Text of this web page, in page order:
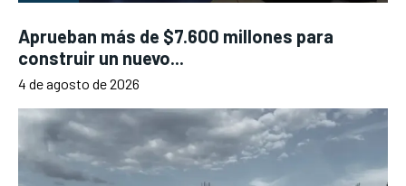
Aprueban más de $7.600 millones para
construir un nuevo...
4 de agosto de 2026